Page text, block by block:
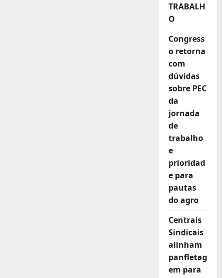
TRABALH
O
Congress
o retorna
com
dúvidas
sobre PEC
da
jornada
de
trabalho
e
prioridad
e para
pautas
do agro
Centrais
Sindicais
alinham
panfletag
em para